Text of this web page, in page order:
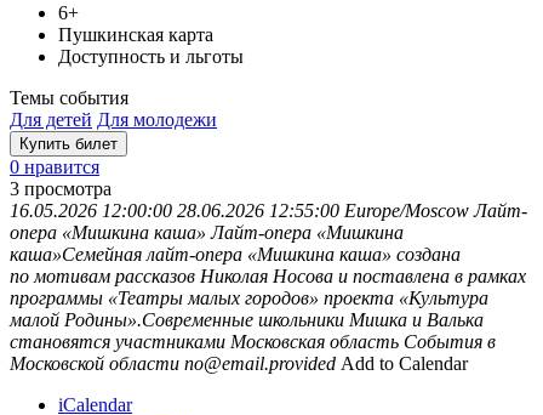
6+
Пушкинская карта
Доступность и льготы
Темы события
Для детей Для молодежи
Купить билет
0 нравится
3 просмотра
16.05.2026 12:00:00 28.06.2026 12:55:00 Europe/Moscow Лайт-
опера «Мишкина каша» Лайт-опера «Мишкина
каша»Семейная лайт-опера «Мишкина каша» создана
по мотивам рассказов Николая Носова и поставлена в рамках
программы «Театры малых городов» проекта «Культура
малой Родины».Современные школьники Мишка и Валька
становятся участниками Московская область События в
Московской области no@email.provided Add to Calendar
iCalendar